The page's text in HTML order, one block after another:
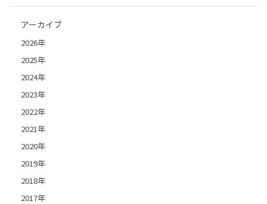
アーカイブ
2026年
2025年
2024年
2023年
2022年
2021年
2020年
2019年
2018年
2017年